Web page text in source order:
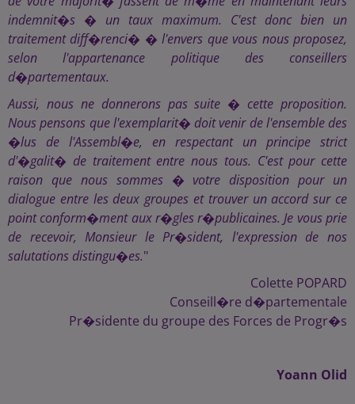
indemnit�s � un taux maximum. C'est donc bien un
traitement diff�renci� � l'envers que vous nous proposez,
selon l'appartenance politique des conseillers
d�partementaux.
Aussi, nous ne donnerons pas suite � cette proposition.
Nous pensons que l'exemplarit� doit venir de l'ensemble des
�lus de l'Assembl�e, en respectant un principe strict
d'�galit� de traitement entre nous tous. C'est pour cette
raison que nous sommes � votre disposition pour un
dialogue entre les deux groupes et trouver un accord sur ce
point conform�ment aux r�gles r�publicaines. Je vous prie
de recevoir, Monsieur le Pr�sident, l'expression de nos
salutations distingu�es."
Colette POPARD
Conseill�re d�partementale
Pr�sidente du groupe des Forces de Progr�s
Yoann Olid